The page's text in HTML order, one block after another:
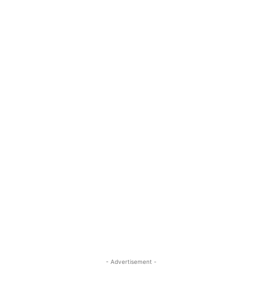
- Advertisement -